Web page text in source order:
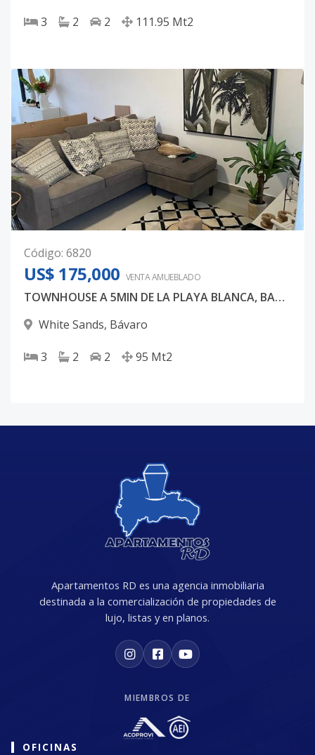
3 2 2 111.95 Mt2
Código: 6820
US$ 175,000 VENTA AMUEBLADO
TOWNHOUSE A 5MIN DE LA PLAYA BLANCA, BAY GARDEN
White Sands, Bávaro
3 2 2 95 Mt2
Apartamentos RD es una agencia inmobiliaria
destinada a la comercialización de propiedades de
lujo, listas y en planos.
MIEMBROS DE
OFICINAS